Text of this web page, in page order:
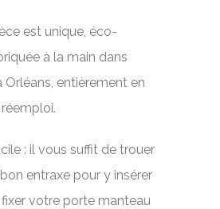
est unique, éco-
à la main dans
Orléans, entièrement en
: il vous suffit de trouer
entraxe pour y insérer
votre porte manteau